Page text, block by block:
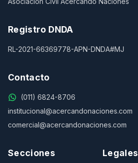
Registro DNDA
RL-2021-66369778-APN-DNDA#MJ
Contacto
(011) 6824-8706
institucional@acercandonaciones.com
comercial@acercandonaciones.com
Secciones Legales